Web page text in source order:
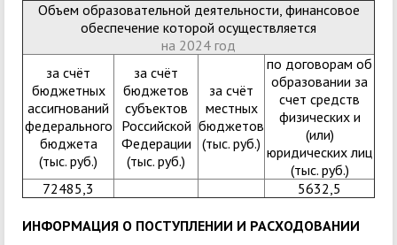
Объем образовательной деятельности, финансовое
обеспечение которой осуществляется
на 2024 год
за счёт
бюджетных
ассигнований
федерального
бюджета
(тыс. руб.)
за счёт
бюджетов
субъектов
Российской
Федерации
(тыс. руб.)
за счёт
местных
бюджетов
(тыс. руб.)
по договорам об
образовании за
счет средств
физических и
(или)
юридических лиц
(тыс. руб.)
72485,3
5632,5
ИНФОРМАЦИЯ О ПОСТУПЛЕНИИ И РАСХОДОВАНИИ